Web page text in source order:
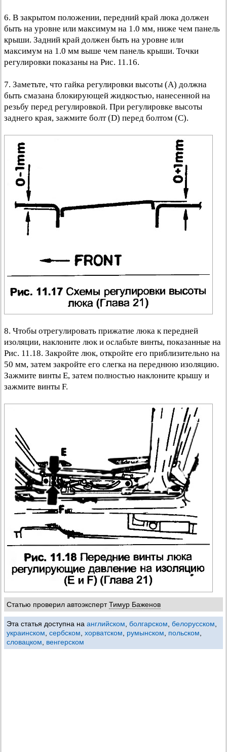
6. В закрытом положении, передний край люка должен
быть на уровне или максимум на 1.0 мм, ниже чем панель
крыши. Задний край должен быть на уровне или
максимум на 1.0 мм выше чем панель крыши. Точки
регулировки показаны на Рис. 11.16.
7. Заметьте, что гайка регулировки высоты (А) должна
быть смазана блокирующей жидкостью, нанесенной на
резьбу перед регулировкой. При регулировке высоты
заднего края, зажмите болт (D) перед болтом (С).
8. Чтобы отрегулировать прижатие люка к передней
изоляции, наклоните люк и ослабьте винты, показанные на
Рис. 11.18. Закройте люк, откройте его приблизительно на
50 мм, затем закройте его слегка на переднюю изоляцию.
Зажмите винты Е, затем полностью наклоните крышу и
зажмите винты F.
Статью проверил автоэкспертТимур Баженов
Эта статья доступна на английском, болгарском, белорусском,
украинском, сербском, хорватском, румынском, польском,
словацком, венгерском